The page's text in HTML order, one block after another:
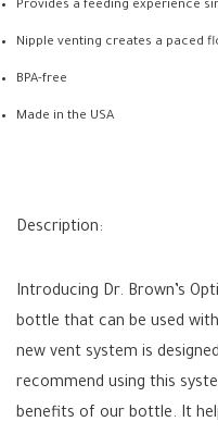
Provides a feeding experience
Nipple venting creates a paced
BPA-free
Made in the USA
Description:
Introducing Dr. Brown’s
bottle that can be used
new vent system is
recommend using this
benefits of our bottle. It